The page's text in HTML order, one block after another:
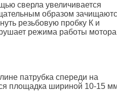
сверла увеличивается
образом
резьбовую пробку К и
режима работы
патрубка спереди на
площадка шириной 10-15